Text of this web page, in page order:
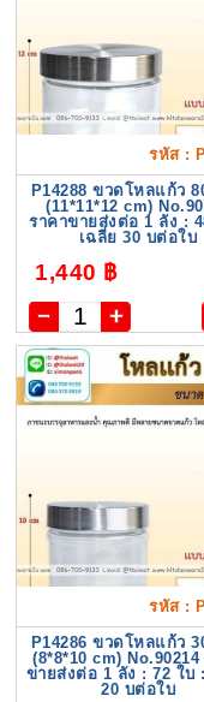
รหัส :
P14288 ขวดโหลแก้ว
(11*11*12 cm)
ราคาขายส่งต่อ 1 ลัง :
เฉลี่ย 30 บต่อใบ
1,440 ฿
รหัส :
P14286 ขวดโหลแก้ว
(8*8*10 cm) No.90214
ขายส่งต่อ 1 ลัง : 72 ใบ
20 บต่อใบ